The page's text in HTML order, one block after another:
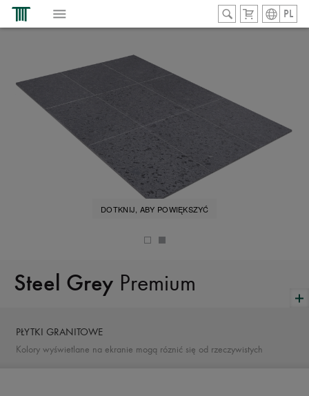
PL
Steel Grey Premium
DOTKNIJ, ABY POWIĘKSZYĆ
PŁYTKI GRANITOWE
Kolory wyświetlane na ekranie mogą róznić się od rzeczywistych